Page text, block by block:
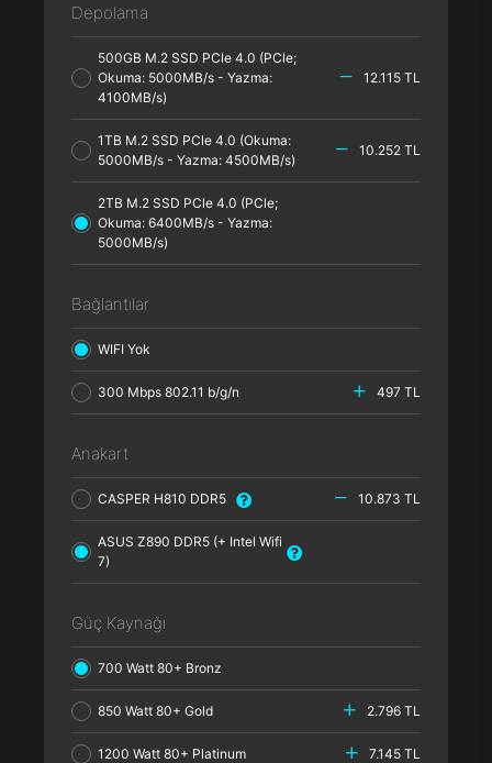
Depolama
500GB M.2 SSD PCle 4.0 (PCle;
Okuma: 5000MB/s - Yazma:
4100MB/s)
12.115 TL
1TB M.2 SSD PCle 4.0 (Okuma:
5000MB/s - Yazma: 4500MB/s)
10.252 TL
2TB M.2 SSD PCle 4.0 (PCle;
Okuma: 6400MB/s - Yazma:
5000MB/s)
Bağlantılar
WIFI Yok
300 Mbps 802.11 b/g/n 497 TL
Anakart
CASPER H810 DDR5 10.873 TL
ASUS Z890 DDR5 (+ Intel Wifi
7)
Güç Kaynağı
700 Watt 80+ Bronz
850 Watt 80+ Gold 2.796 TL
1200 Watt 80+ Platinum 7.145 TL